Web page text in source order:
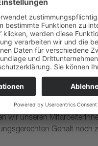
wir unseren
Gehalt noch